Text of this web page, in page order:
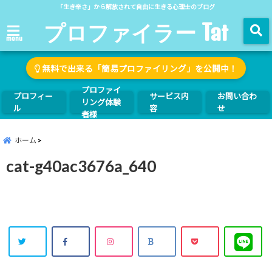
「生き辛さ」から解放されて自由に生きる心理士のブログ
menu プロファイラー Tat
無料で出来る「簡易プロファイリング」を公開中！
プロフィー
ル
プロファイ
リング体験
者様
サービス内
容
お問い合わ
せ
ホーム
cat-g40ac3676a_640